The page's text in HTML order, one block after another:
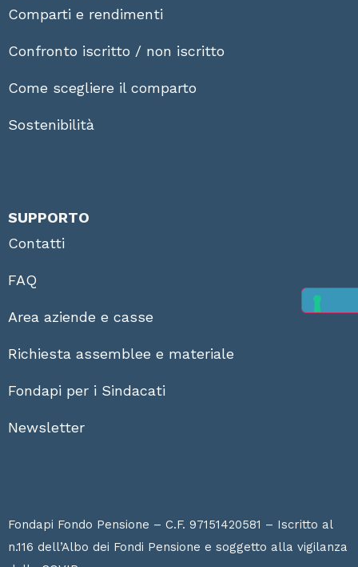
Comparti e rendimenti
Confronto iscritto / non iscritto
Come scegliere il comparto
Sostenibilità
SUPPORTO
Contatti
FAQ
Area aziende e casse
Richiesta assemblee e materiale
Fondapi per i Sindacati
Newsletter
Fondapi Fondo Pensione – C.F. 97151420581 – Iscritto al
n.116 dell’Albo dei Fondi Pensione e soggetto alla vigilanza